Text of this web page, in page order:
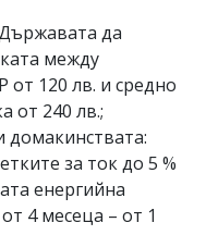
да
между
от 120 лв. и средно
от 240 лв.;
домакинствата:
за ток до 5 %
енергийна
4 месеца – от 1